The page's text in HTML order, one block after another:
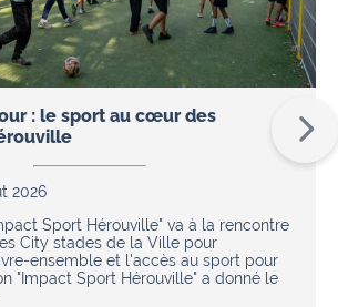
: le sport au cœur des
2026
Sport Hérouville" va à la rencontre
City stades de la Ville pour
ensemble et l'accès au sport pour
"Impact Sport Hérouville" a donné le